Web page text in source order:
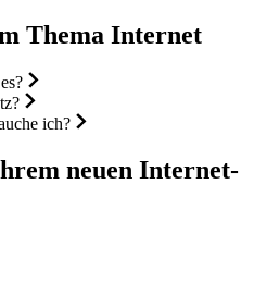
Thema Internet
ich?
neuen Internet-